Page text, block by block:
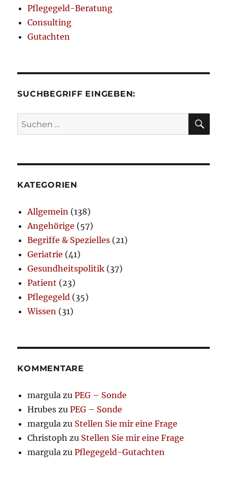
Pflegegeld-Beratung
Consulting
Gutachten
SUCHBEGRIFF EINGEBEN:
Suchen
nach:
KATEGORIEN
Allgemein (138)
Angehörige (57)
Begriffe & Spezielles (21)
Geriatrie (41)
Gesundheitspolitik (37)
Patient (23)
Pflegegeld (35)
Wissen (31)
KOMMENTARE
margula zuPEG – Sonde
Hrubes zuPEG – Sonde
margula zu Stellen Sie mir eine Frage
Christoph zu Stellen Sie mir eine Frage
margula zuPflegegeld-Gutachten